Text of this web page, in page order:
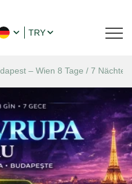
TRY
– Wien 8 Tage / 7 Nächte